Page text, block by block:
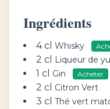
Ingrédients
4 cl Whisky
2 cl Liqueur de
1 cl Gin Acheter
2 cl Citron Vert
3 cl Thé vert